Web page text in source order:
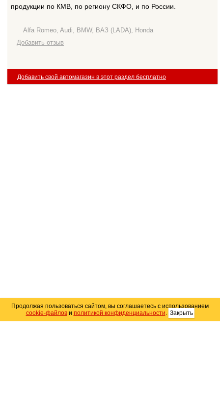
продукции по КМВ, по региону СКФО, и по России.
Alfa Romeo, Audi, BMW, ВАЗ (LADA), Honda
Добавить отзыв
Добавить свой автомагазин в этот раздел бесплатно
Продолжая пользоваться сайтом, вы соглашаетесь с использованием
cookie-файлови политикой конфиденциальности. Закрыть